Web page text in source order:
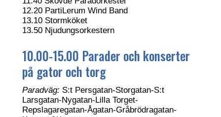
12.20 PartiLerum Wind Band
13.10 Stormköket
13.50 Njudungsorkestern
10.00-15.00 Parader och konserter
på gator och torg
Paradväg: S:t Persgatan-Storgatan-S:t
Larsgatan-Nygatan-Lilla Torget-
Repslagaregatan-Ågatan-Gråbrödragatan-